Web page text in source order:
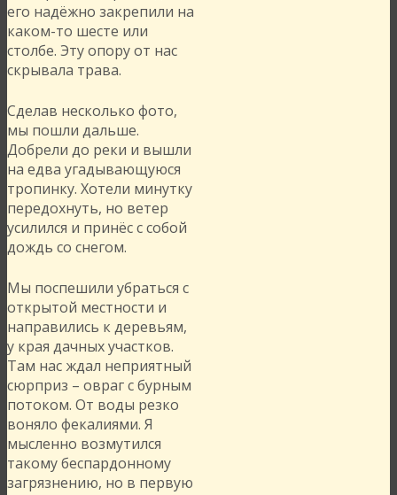
его надёжно закрепили на
каком-то шесте или
столбе. Эту опору от нас
скрывала трава.
Сделав несколько фото,
мы пошли дальше.
Добрели до реки и вышли
на едва угадывающуюся
тропинку. Хотели минутку
передохнуть, но ветер
усилился и принёс с собой
дождь со снегом.
Мы поспешили убраться с
открытой местности и
направились к деревьям,
у края дачных участков.
Там нас ждал неприятный
сюрприз – овраг с бурным
потоком. От воды резко
воняло фекалиями. Я
мысленно возмутился
такому беспардонному
загрязнению, но в первую